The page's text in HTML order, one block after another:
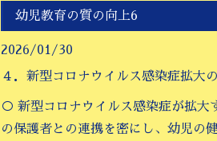
幼児教育の質の向上6
2026/01/30
４．新型コロナウイルス感染症拡大
○ 新型コロナウイルス感染症が拡大
の保護者との連携を密にし、幼児の